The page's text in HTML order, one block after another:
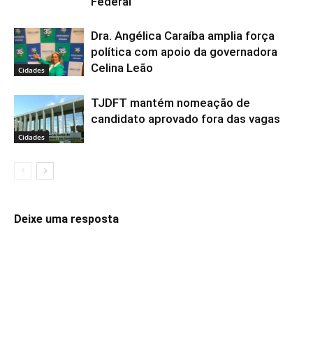
Cidades
Dra. Angélica Caraíba amplia força
política com apoio da governadora
Celina Leão
Cidades
TJDFT mantém nomeação de
candidato aprovado fora das vagas
Deixe uma resposta